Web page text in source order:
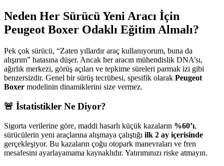
Neden Her Sürücü Yeni Aracı İçin
Peugeot Boxer Odaklı Eğitim Almalı?
Pek çok sürücü, “Zaten yıllardır araç kullanıyorum, buna da
alışırım” hatasına düşer. Ancak her aracın mühendislik DNA’sı,
ağırlık merkezi, görüş açıları ve tepkime süreleri parmak izi gibi
benzersizdir. Genel bir sürüş tecrübesi, spesifik olarak Peugeot
Boxer modelinin dinamiklerini size vermez.
🚨 İstatistikler Ne Diyor?
Sigorta verilerine göre, maddi hasarlı küçük kazaların %60’ı,
sürücülerin yeni araçlarına alışmaya çalıştığı ilk 2 ay içerisinde
gerçekleşiyor. Bu kazaların çoğu otopark manevraları ve fren
mesafesini ayarlayamama kaynaklıdır. Yatırımınızı riske atmayın.